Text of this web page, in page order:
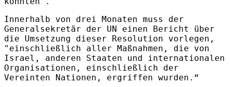
Innerhalb von drei Monaten muss der
Generalsekretär der UN einen Bericht über
die Umsetzung dieser Resolution vorlegen,
"einschließlich aller Maßnahmen, die von
Israel, anderen Staaten und internationalen
Organisationen, einschließlich der
Vereinten Nationen, ergriffen wurden.“